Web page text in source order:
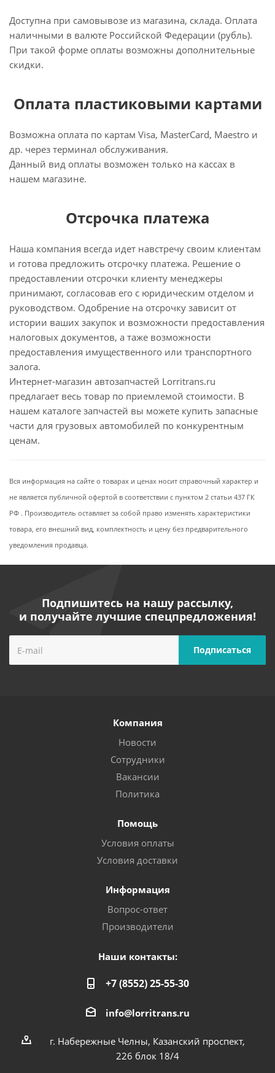
Доступна при самовывозе из магазина, склада. Оплата
наличными в валюте Российской Федерации (рубль).
При такой форме оплаты возможны дополнительные
скидки.
Оплата пластиковыми картами
Возможна оплата по картам Visa, MasterCard, Maestro и
др. через терминал обслуживания.
Данный вид оплаты возможен только на кассах в
нашем магазине.
Отсрочка платежа
Наша компания всегда идет навстречу своим клиентам
и готова предложить отсрочку платежа. Решение о
предоставлении отсрочки клиенту менеджеры
принимают, согласовав его с юридическим отделом и
руководством. Одобрение на отсрочку зависит от
истории ваших закупок и возможности предоставления
налоговых документов, а таже возможности
предоставления имущественного или транспортного
залога.
Интернет-магазин автозапчастей Lorritrans.ru
предлагает весь товар по приемлемой стоимости. В
нашем каталоге запчастей вы можете купить запасные
части для грузовых автомобилей по конкурентным
ценам.
Вся информация на сайте о товарах и ценах носит справочный характер и
не является публичной офертой в соответствии с пунктом 2 статьи 437 ГК
РФ . Производитель оставляет за собой право изменять характеристики
товара, его внешний вид, комплектность и цену без предварительного
уведомления продавца.
Подпишитесь на нашу рассылку,
и получайте лучшие спецпредложения!
Компания
Новости
Сотрудники
Вакансии
Политика
Помощь
Условия оплаты
Условия доставки
Информация
Вопрос-ответ
Производители
Наши контакты:
+7 (8552) 25-55-30
info@lorritrans.ru
г. Набережные Челны, Казанский проспект,
226 блок 18/4